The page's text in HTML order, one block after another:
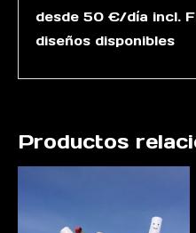
desde 50 €/día incl.
diseños disponibles
Productos